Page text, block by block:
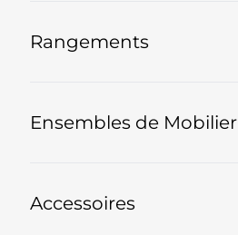
Rangements
Ensembles de Mobilier
Accessoires